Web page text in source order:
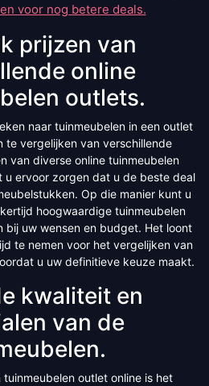
voor nog betere deals.
prijzen van
online
outlets.
naar tuinmeubelen in een outlet
te vergelijken van verschillende
van diverse online tuinmeubelen
ervoor zorgen dat u de beste deal
Op die manier kunt u
hoogwaardige tuinmeubelen
bij uw wensen en budget. Het loont
te nemen voor het vergelijken van
u uw definitieve keuze maakt.
kwaliteit en
van de
tuinmeubelen outlet online is het